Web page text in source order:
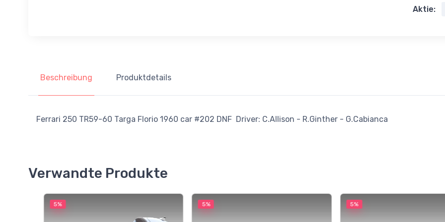
Aktie:
Beschreibung Produktdetails
Ferrari 250 TR59-60 Targa Florio 1960 car #202 DNF Driver: C.Allison - R.Ginther - G.Cabianca
Verwandte Produkte
5% 5% 5%